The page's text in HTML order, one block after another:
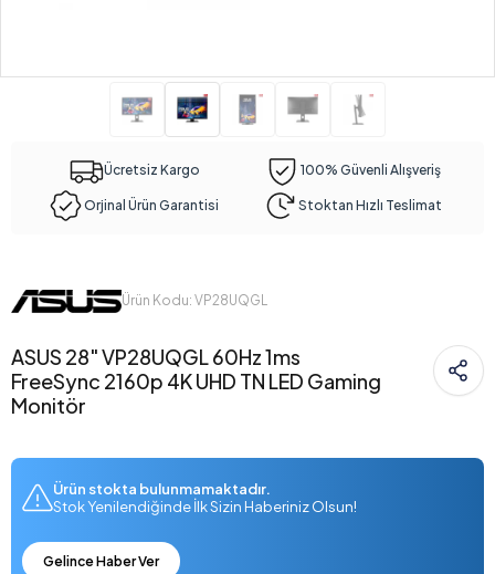
Ücretsiz Kargo 100% Güvenli Alışveriş
Orjinal Ürün Garantisi Stoktan Hızlı Teslimat
Ürün Kodu: VP28UQGL
ASUS 28" VP28UQGL 60Hz 1ms
FreeSync 2160p 4K UHD TN LED Gaming
Monitör
Ürün stokta bulunmamaktadır.
Stok Yenilendiğinde İlk Sizin Haberiniz Olsun!
Gelince Haber Ver